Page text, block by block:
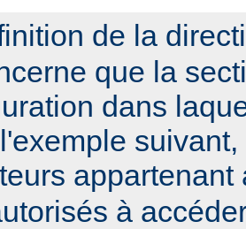
de la
que la
dans
à